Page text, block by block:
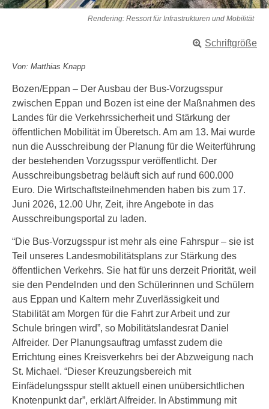
Rendering: Ressort für Infrastrukturen und Mobilität
Schriftgröße
Von: Matthias Knapp
Bozen/Eppan – Der Ausbau der Bus-Vorzugsspur
zwischen Eppan und Bozen ist eine der Maßnahmen des
Landes für die Verkehrssicherheit und Stärkung der
öffentlichen Mobilität im Überetsch. Am am 13. Mai wurde
nun die Ausschreibung der Planung für die Weiterführung
der bestehenden Vorzugsspur veröffentlicht. Der
Ausschreibungsbetrag beläuft sich auf rund 600.000
Euro. Die Wirtschaftsteilnehmenden haben bis zum 17.
Juni 2026, 12.00 Uhr, Zeit, ihre Angebote in das
Ausschreibungsportal zu laden.
“Die Bus-Vorzugsspur ist mehr als eine Fahrspur – sie ist
Teil unseres Landesmobilitätsplans zur Stärkung des
öffentlichen Verkehrs. Sie hat für uns derzeit Priorität, weil
sie den Pendelnden und den Schülerinnen und Schülern
aus Eppan und Kaltern mehr Zuverlässigkeit und
Stabilität am Morgen für die Fahrt zur Arbeit und zur
Schule bringen wird”, so Mobilitätslandesrat Daniel
Alfreider. Der Planungsauftrag umfasst zudem die
Errichtung eines Kreisverkehrs bei der Abzweigung nach
St. Michael. “Dieser Kreuzungsbereich mit
Einfädelungsspur stellt aktuell einen unübersichtlichen
Knotenpunkt dar”, erklärt Alfreider. In Abstimmung mit